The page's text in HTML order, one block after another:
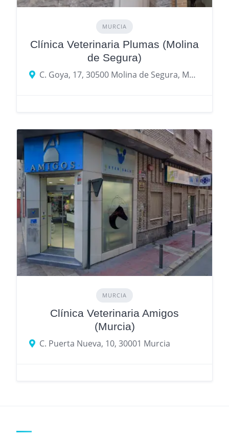
MURCIA
Clínica Veterinaria Plumas (Molina
de Segura)
C. Goya, 17, 30500 Molina de Segura, Murcia
MURCIA
Clínica Veterinaria Amigos
(Murcia)
C. Puerta Nueva, 10, 30001 Murcia